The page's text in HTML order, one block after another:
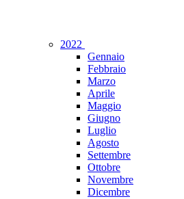
2022
Gennaio
Febbraio
Marzo
Aprile
Maggio
Giugno
Luglio
Agosto
Settembre
Ottobre
Novembre
Dicembre